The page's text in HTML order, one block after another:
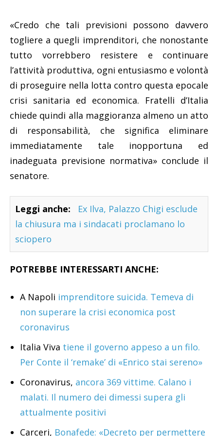
«Credo che tali previsioni possono davvero
togliere a quegli imprenditori, che nonostante
tutto vorrebbero resistere e continuare
l’attività produttiva, ogni entusiasmo e volontà
di proseguire nella lotta contro questa epocale
crisi sanitaria ed economica. Fratelli d’Italia
chiede quindi alla maggioranza almeno un atto
di responsabilità, che significa eliminare
immediatamente tale inopportuna ed
inadeguata previsione normativa» conclude il
senatore.
Leggi anche:
Ex Ilva, Palazzo Chigi esclude
la chiusura ma i sindacati proclamano lo
sciopero
POTREBBE INTERESSARTI ANCHE:
A Napoli imprenditore suicida. Temeva di
non superare la crisi economica post
coronavirus
Italia Viva tiene il governo appeso a un filo.
Per Conte il ‘remake’ di «Enrico stai sereno»
Coronavirus, ancora 369 vittime. Calano i
malati. Il numero dei dimessi supera gli
attualmente positivi
Carceri, Bonafede: «Decreto per permettere